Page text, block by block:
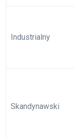
Industrialny
Skandynawski